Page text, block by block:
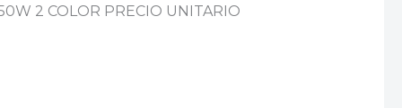
2 COLOR PRECIO UNITARIO